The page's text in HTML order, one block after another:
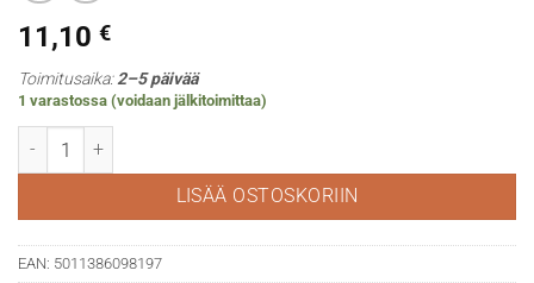
11,10 €
Toimitusaika:2–5 päivää
1 varastossa (voidaan jälkitoimittaa)
DR System 3 55-01 latta keinokuitusivellin määrä
LISÄÄ OSTOSKORIIN
EAN: 5011386098197